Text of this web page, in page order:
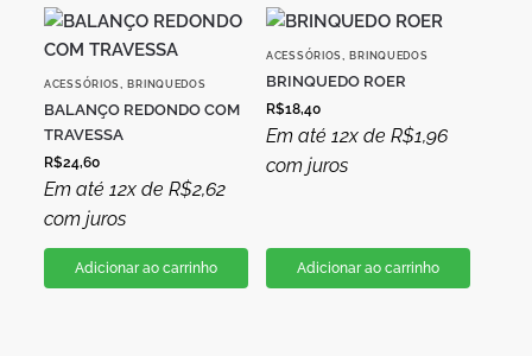
ACESSÓRIOS ,BRINQUEDOS
BALANÇO REDONDO COM
TRAVESSA
R$24,60
Em até 12x de R$2,62
com juros
Adicionar ao carrinho
ACESSÓRIOS ,BRINQUEDOS
BRINQUEDO ROER
R$18,40
Em até 12x de R$1,96
com juros
Adicionar ao carrinho